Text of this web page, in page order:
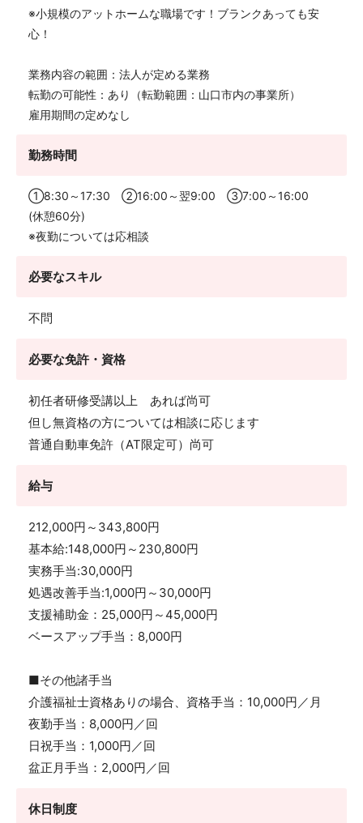
※小規模のアットホームな職場です！ブランクあっても安
心！
業務内容の範囲：法人が定める業務
転勤の可能性：あり（転勤範囲：山口市内の事業所）
雇用期間の定めなし
勤務時間
①8:30～17:30 ②16:00～翌9:00 ③7:00～16:00
(休憩60分)
※夜勤については応相談
必要なスキル
不問
必要な免許・資格
初任者研修受講以上 あれば尚可
但し無資格の方については相談に応じます
普通自動車免許（AT限定可）尚可
給与
212,000円～343,800円
基本給:148,000円～230,800円
実務手当:30,000円
処遇改善手当:1,000円～30,000円
支援補助金：25,000円～45,000円
ベースアップ手当：8,000円
■その他諸手当
介護福祉士資格ありの場合、資格手当：10,000円／月
夜勤手当：8,000円／回
日祝手当：1,000円／回
盆正月手当：2,000円／回
休日制度